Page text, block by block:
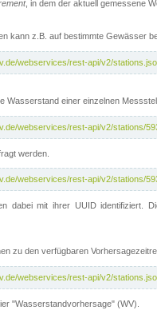
, in dem der aktuell gemessene
kann z.B. auf bestimmte Gewässer
webservices/rest-api/v2/
Wasserstand einer einzelnen
webservices/rest-api/v2/stations/
werden.
webservices/rest-api/v2/stations/
dabei mit ihrer UUID identifiziert.
zu den verfügbaren
webservices/rest-api/v2/
"Wasserstandvorhersage" (WV).